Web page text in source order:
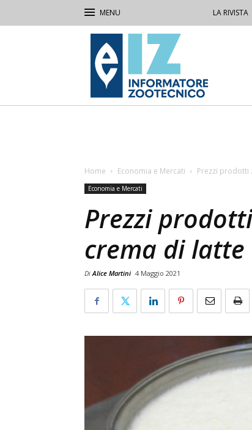
LA RIVISTA
IZ
Informatore
Zootecnico
Home Economia e Mercati Prezzi prodotti
Economia e Mercati
Prezzi
crema di
DiAlice Martini 4 Maggio 2021